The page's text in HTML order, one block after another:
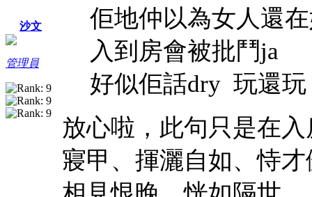
沙文
管理員
佢地仲以為女人還
入到房會被批鬥ja
好似佢話dry 玩還
放心啦，此句只是在
寢甲、揮灑自如、恃